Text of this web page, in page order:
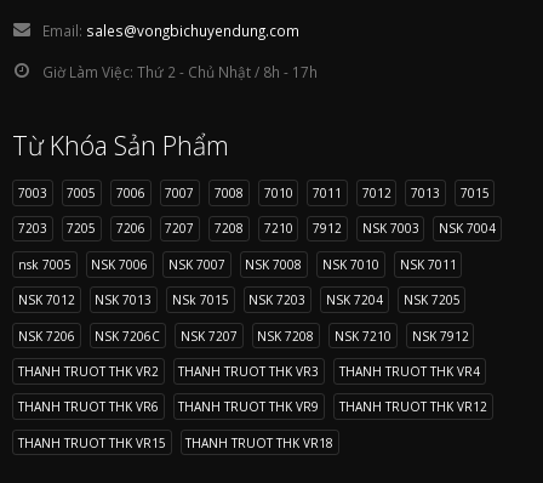
Email: sales@vongbichuyendung.com
Giờ Làm Việc: Thứ 2 - Chủ Nhật / 8h - 17h
Từ Khóa Sản Phẩm
7003 7005 7006 7007 7008 7010 7011 7012 7013 7015
7203 7205 7206 7207 7208 7210 7912 NSK 7003 NSK 7004
nsk 7005 NSK 7006 NSK 7007 NSK 7008 NSK 7010 NSK 7011
NSK 7012 NSK 7013 NSk 7015 NSK 7203 NSK 7204 NSK 7205
NSK 7206 NSK 7206C NSK 7207 NSK 7208 NSK 7210 NSK 7912
THANH TRUOT THK VR2 THANH TRUOT THK VR3 THANH TRUOT THK VR4
THANH TRUOT THK VR6 THANH TRUOT THK VR9 THANH TRUOT THK VR12
THANH TRUOT THK VR15 THANH TRUOT THK VR18